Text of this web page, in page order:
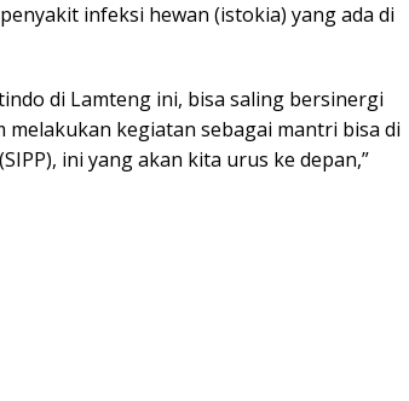
infeksi hewan (istokia) yang ada di
di Lamteng ini, bisa saling bersinergi
kegiatan sebagai mantri bisa di
ini yang akan kita urus ke depan,”